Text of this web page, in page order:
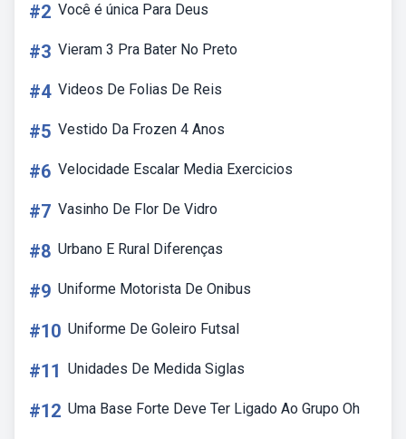
#2 Você é única Para Deus
#3 Vieram 3 Pra Bater No Preto
#4 Videos De Folias De Reis
#5 Vestido Da Frozen 4 Anos
#6 Velocidade Escalar Media Exercicios
#7 Vasinho De Flor De Vidro
#8 Urbano E Rural Diferenças
#9 Uniforme Motorista De Onibus
#10 Uniforme De Goleiro Futsal
#11 Unidades De Medida Siglas
#12 Uma Base Forte Deve Ter Ligado Ao Grupo Oh